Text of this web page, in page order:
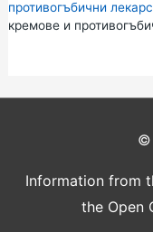
противогъбични
кремове и
©
Information from
the Open